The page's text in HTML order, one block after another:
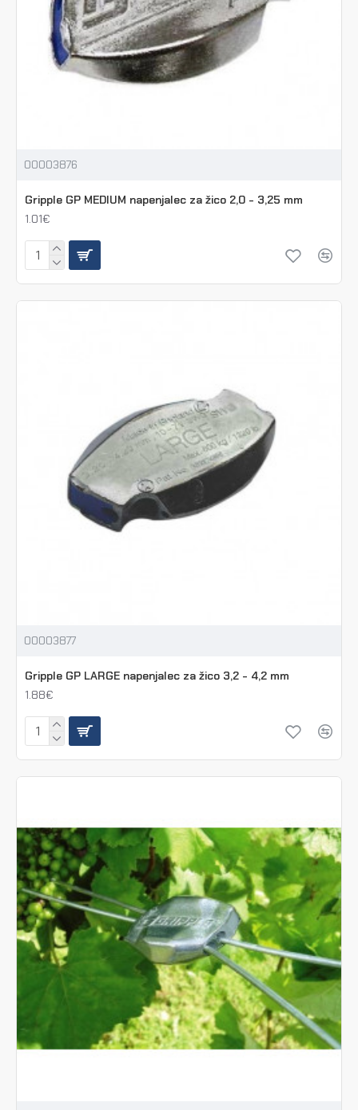
00003876
Gripple GP MEDIUM napenjalec za žico 2,0 - 3,25 mm
1.01€
00003877
Gripple GP LARGE napenjalec za žico 3,2 - 4,2 mm
1.88€